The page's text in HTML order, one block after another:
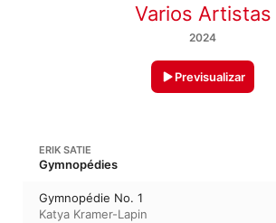
Varios Artistas
2024
Previsualizar
ERIK SATIE
Gymnopédies
Gymnopédie No. 1
Katya Kramer-Lapin